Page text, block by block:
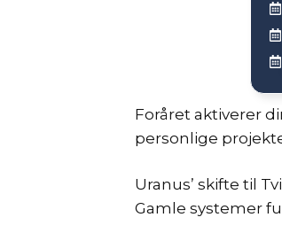
Foråret aktiverer
personlige
Uranus’ skifte til
Gamle systemer